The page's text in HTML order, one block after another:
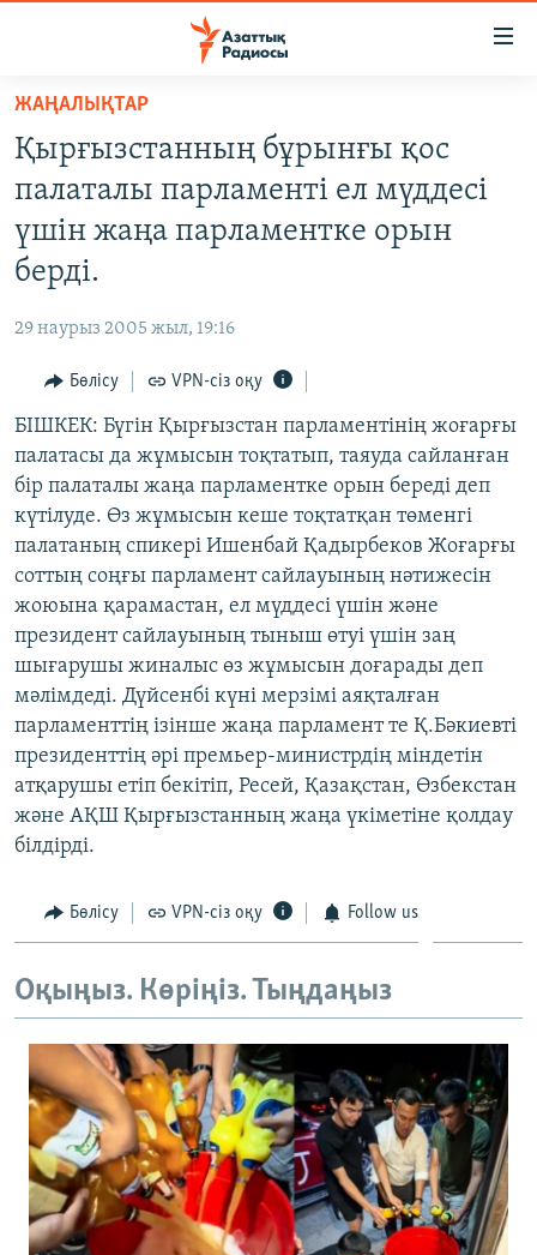
Skip
main
content
main
Skip
Search
САЯСАТ
AZATTYQTV
ҚАҢТАР ОҚИҒАСЫ
ӘЛЕУМЕТ
ӘЛЕМ
АРНАЙЫ ЖОБАЛАР
Русский
ЖАЗЫЛЫҢЫЗ
Басқа тілдерде
ЖАҢАЛЫҚТАР
Қырғызстанның бұрынғы қос
палаталы парламенті ел мүддесі
үшін жаңа парламентке орын
берді.
29 наурыз 2005 жыл, 19:16
Бөлісу VPN-сіз оқу
БІШКЕК: Бүгін Қырғызстан парламентінің жоғарғы
палатасы да жұмысын тоқтатып, таяуда сайланған
бір палаталы жаңа парламентке орын береді деп
күтілуде. Өз жұмысын кеше тоқтатқан төменгі
палатаның спикері Ишенбай Қадырбеков Жоғарғы
соттың соңғы парламент сайлауының нәтижесін
жоюына қарамастан, ел мүддесі үшін және
президент сайлауының тыныш өтуі үшін заң
шығарушы жиналыс өз жұмысын доғарады деп
мәлімдеді. Дүйсенбі күні мерзімі аяқталған
парламенттің ізінше жаңа парламент те Қ.Бәкиевті
президенттің әрі премьер-министрдің міндетін
атқарушы етіп бекітіп, Ресей, Қазақстан, Өзбекстан
және АҚШ Қырғызстанның жаңа үкіметіне қолдау
білдірді.
Бөлісу VPN-сіз оқу Follow us
Оқыңыз. Көріңіз. Тыңдаңыз